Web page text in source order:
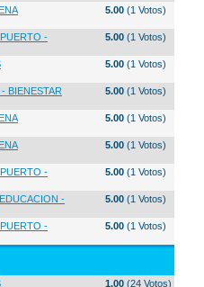
5.00 (1 Votos)
-
5.00 (1 Votos)
5.00 (1 Votos)
BIENESTAR
5.00 (1 Votos)
5.00 (1 Votos)
5.00 (1 Votos)
-
5.00 (1 Votos)
-
5.00 (1 Votos)
-
5.00 (1 Votos)
1.00 (24 Votos)